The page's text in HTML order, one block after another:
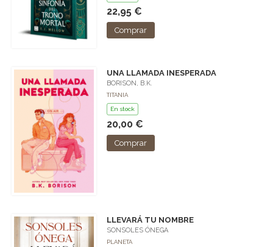
22,95 €
Comprar
UNA LLAMADA INESPERADA
BORISON, B.K.
TITANIA
En stock
20,00 €
Comprar
LLEVARÁ TU NOMBRE
SONSOLES ÓNEGA
PLANETA